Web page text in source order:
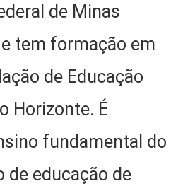
de Minas
tem formação em
de Educação
Horizonte. É
fundamental do
de educação de